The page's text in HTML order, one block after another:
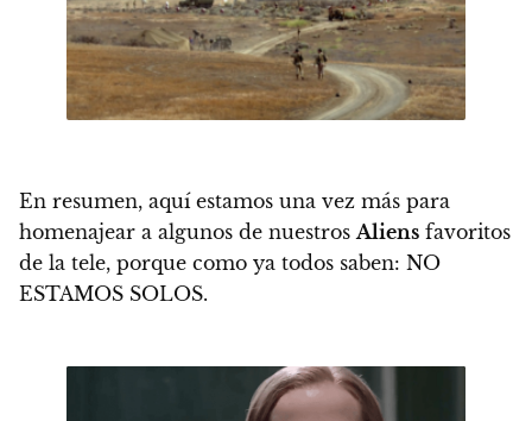
En resumen, aquí estamos una vez más para
homenajear a algunos de nuestrosAliens favoritos
de la tele, porque como ya todos saben: NO
ESTAMOS SOLOS.